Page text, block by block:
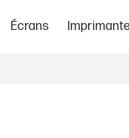
Écrans